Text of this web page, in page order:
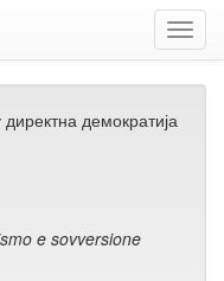
демократија
e sovversione